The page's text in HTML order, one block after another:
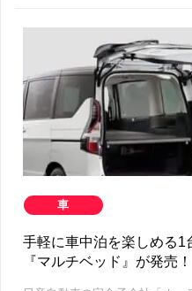
車
手軽に車中泊を楽しめる1
『マルチベッド』が発売！